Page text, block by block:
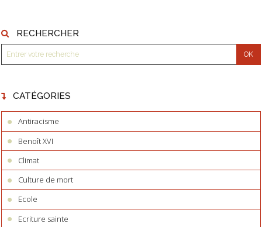
RECHERCHER
CATÉGORIES
Antiracisme
Benoît XVI
Climat
Culture de mort
Ecole
Ecriture sainte